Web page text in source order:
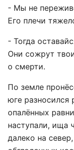
- Мы не
Его плечи
- Тогда
Они сожрут
о смерти.
По земле
юге разносился
опалённых
наступали, ища
далеко на